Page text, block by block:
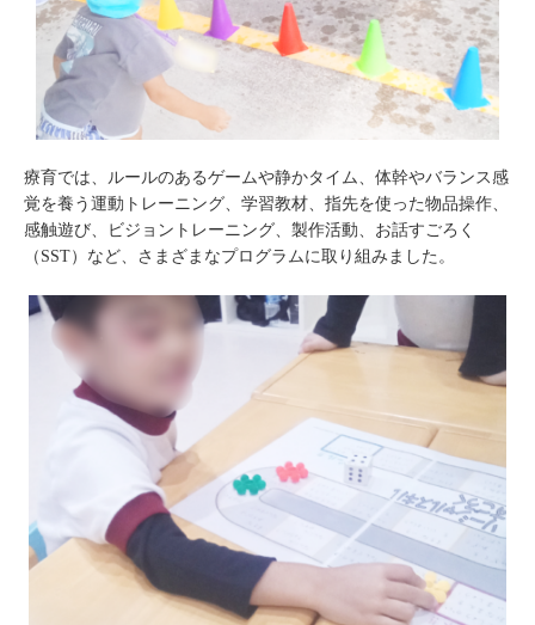
療育では、ルールのあるゲームや静かタイム、体幹やバランス感
覚を養う運動トレーニング、学習教材、指先を使った物品操作、
感触遊び、ビジョントレーニング、製作活動、お話すごろく
（SST）など、さまざまなプログラムに取り組みました。